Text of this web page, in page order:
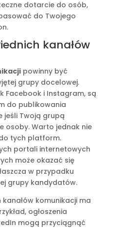
dotarcie do osób,
do Twojego
kanałów
powinny być
grupy docelowej.
Facebook i Instagram, są
do publikowania
jeśli Twoją grupą
osoby. Warto jednak nie
tych platform.
portali internetowych
może okazać się
w przypadku
grupy kandydatów.
komunikacji ma
ogłoszenia
mogą przyciągnąć